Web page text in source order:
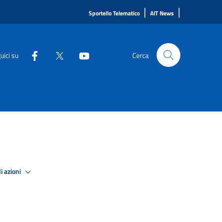
Sportello Telematico | AIT News |
su Cerca
azioni